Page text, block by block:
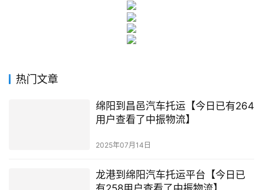
热门文章
绵阳到昌邑汽车托运【今日已有264
用户查看了中振物流】
2025年07月14日
龙港到绵阳汽车托运平台【今日已